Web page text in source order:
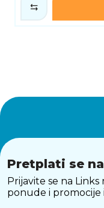
Pretplati se
Prijavite se na
ponude i promocije